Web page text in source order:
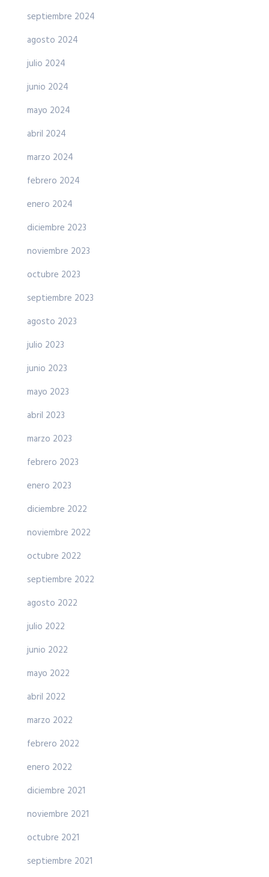
septiembre 2024
agosto 2024
julio 2024
junio 2024
mayo 2024
abril 2024
marzo 2024
febrero 2024
enero 2024
diciembre 2023
noviembre 2023
octubre 2023
septiembre 2023
agosto 2023
julio 2023
junio 2023
mayo 2023
abril 2023
marzo 2023
febrero 2023
enero 2023
diciembre 2022
noviembre 2022
octubre 2022
septiembre 2022
agosto 2022
julio 2022
junio 2022
mayo 2022
abril 2022
marzo 2022
febrero 2022
enero 2022
diciembre 2021
noviembre 2021
octubre 2021
septiembre 2021